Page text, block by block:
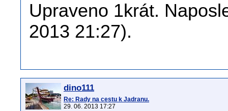
Upraveno 1krát.
2013 21:27).
dino111
Re: Rady na cestu k Jadranu.
29. 06. 2013 17:27